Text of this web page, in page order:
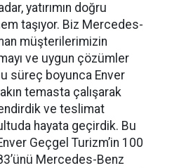
yatırımın doğru
taşıyor. Biz Mercedes-
müşterilerimizin
ve uygun çözümler
süreç boyunca Enver
temasta çalışarak
ve teslimat
hayata geçirdik. Bu
Geçgel Turizm’in 100
Mercedes-Benz